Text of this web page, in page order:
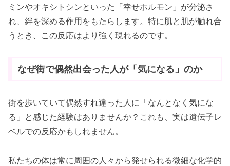
ミンやオキシトシンといった「幸せホルモン」が分泌さ
れ、絆を深める作用をもたらします。特に肌と肌が触れ合
うとき、この反応はより強く現れるのです。
なぜ街で偶然出会った人が「気になる」のか
街を歩いていて偶然すれ違った人に「なんとなく気にな
る」と感じた経験はありませんか？これも、実は遺伝子レ
ベルでの反応かもしれません。
私たちの体は常に周囲の人々から発せられる微細な化学的